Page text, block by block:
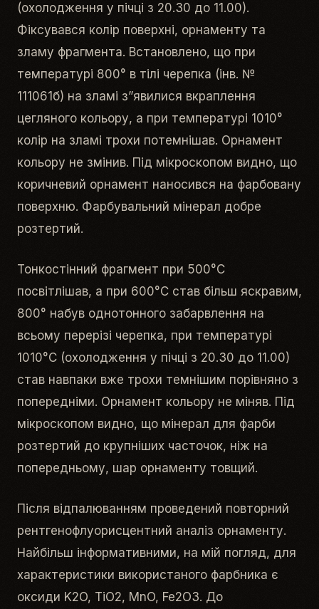
(охолодження у пічці з 20.30 до 11.00).
Фіксувався колір поверхні, орнаменту та
зламу фрагмента. Встановлено, що при
температурі 800° в тілі черепка (інв. №
111061б) на зламі з”явилися вкраплення
цегляного кольору, а при температурі 1010°
колір на зламі трохи потемнішав. Орнамент
кольору не змінив. Під мікроскопом видно, що
коричневий орнамент наносився на фарбовану
поверхню. Фарбувальний мінерал добре
розтертий.
Тонкостінний фрагмент при 500°С
посвітлішав, а при 600°С став більш яскравим,
800° набув однотонного забарвлення на
всьому перерізі черепка, при температурі
1010°С (охолодження у пічці з 20.30 до 11.00)
став навпаки вже трохи темнішим порівняно з
попередніми. Орнамент кольору не міняв. Під
мікроскопом видно, що мінерал для фарби
розтертий до крупніших часточок, ніж на
попередньому, шар орнаменту товщий.
Після відпалюванням проведений повторний
рентгенофлуорисцентний аналіз орнаменту.
Найбільш інформативними, на мій погляд, для
характеристики використаного фарбника є
оксиди K2O, TiO2, MnO, Fe2O3. До